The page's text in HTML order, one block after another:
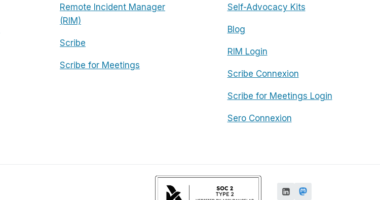
Remote Incident Manager
(RIM)
Scribe
Scribe for Meetings
Self-Advocacy Kits
Blog
RIM Login
Scribe Connexion
Scribe for Meetings Login
Sero Connexion